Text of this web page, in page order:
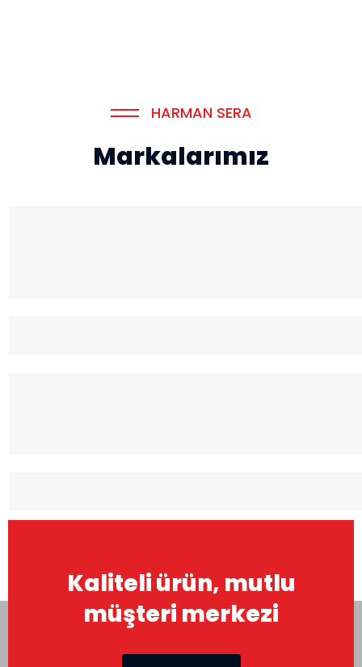
HARMAN SERA
Markalarımız
Kaliteli ürün, mutlu
müşteri merkezi